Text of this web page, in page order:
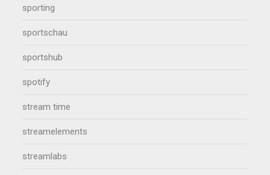
sporting
sportschau
sportshub
spotify
stream time
streamelements
streamlabs